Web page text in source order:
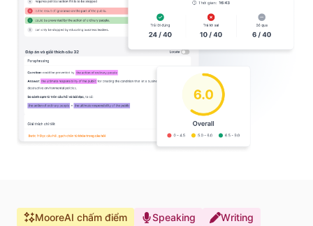
MooreAI chấm điểm Speaking Writing